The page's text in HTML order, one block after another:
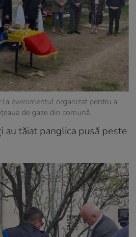
la evenimentul organizat pentru a
de gaze din comună
au tăiat panglica pusă peste